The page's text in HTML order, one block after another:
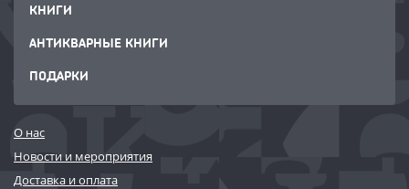
КНИГИ
АНТИКВАРНЫЕ КНИГИ
ПОДАРКИ
О нас
Новости и мероприятия
Доставка и оплата